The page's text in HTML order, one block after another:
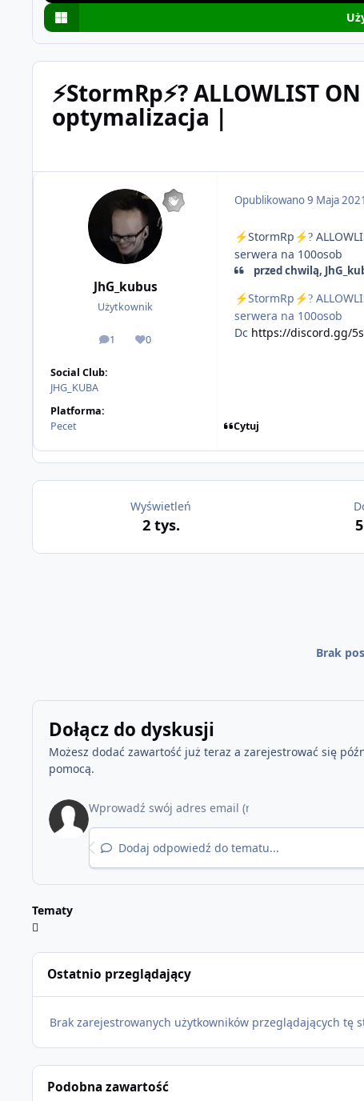
⚡StormRp⚡? ALLOWLIST
optymalizacja |
JhG_kubus
Użytkownik
1
odpowiedzi
0
Reputacja
Social Club:
JHG_KUBA
Platforma:
Pecet
Opublikowano9 Maja 2021
⚡StormRp ⚡?
serwera na 100osob
przed chwilą,
⚡StormRp ⚡?
serwera na 100osob
Dc https://discord.gg/
Cytuj
Wyświetleń
2 tys.
Brak
Dołącz do dyskusji
Możesz dodać zawartość już teraz a zarejestrować się
pomocą.
Dodaj odpowiedź do tematu...
Tematy
Ostatnio przeglądający
Brak zarejestrowanych użytkowników przeglądających tę
Podobna zawartość